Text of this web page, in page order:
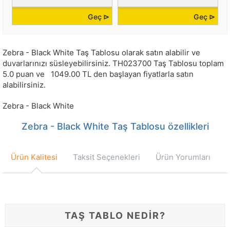
Geç ⊳ Geç ⊳
Zebra - Black White Taş Tablosu olarak satın alabilir ve
duvarlarınızı süsleyebilirsiniz. TH023700 Taş Tablosu toplam
5.0 puan ve 1049.00 TL den başlayan fiyatlarla satın
alabilirsiniz.
Zebra - Black White
Zebra - Black White Taş Tablosu özellikleri
Ürün Kalitesi Taksit Seçenekleri Ürün Yorumları
TAŞ TABLO NEDİR?